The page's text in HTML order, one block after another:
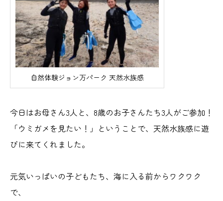
自然体験ジョン万パーク 天然水族感
今日はお母さん3人と、8歳のお子さんたち3人がご参加！
「ウミガメを見たい！」ということで、天然水族感に遊
びに来てくれました。
元気いっぱいの子どもたち、海に入る前からワクワク
で、